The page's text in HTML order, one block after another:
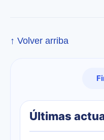
↑ Volver arriba
Últimas